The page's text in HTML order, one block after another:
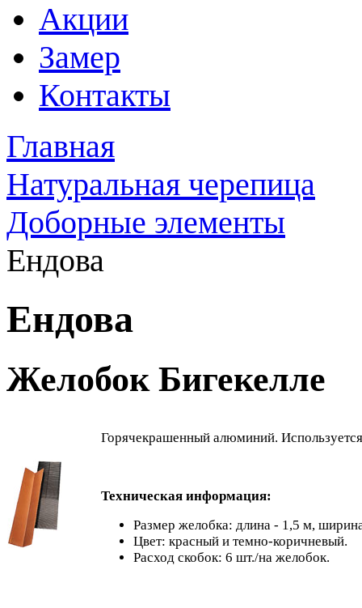
Акции
Замер
Контакты
Главная
Натуральная черепица
Доборные элементы
Ендова
Ендова
Желобок Бигекелле
Горячекрашенный алюминий.
Техническая информация:
Размер желобка: длина - 1,5 м,
Цвет: красный и темно-коричневый.
Расход скобок: 6 шт./на желобок.